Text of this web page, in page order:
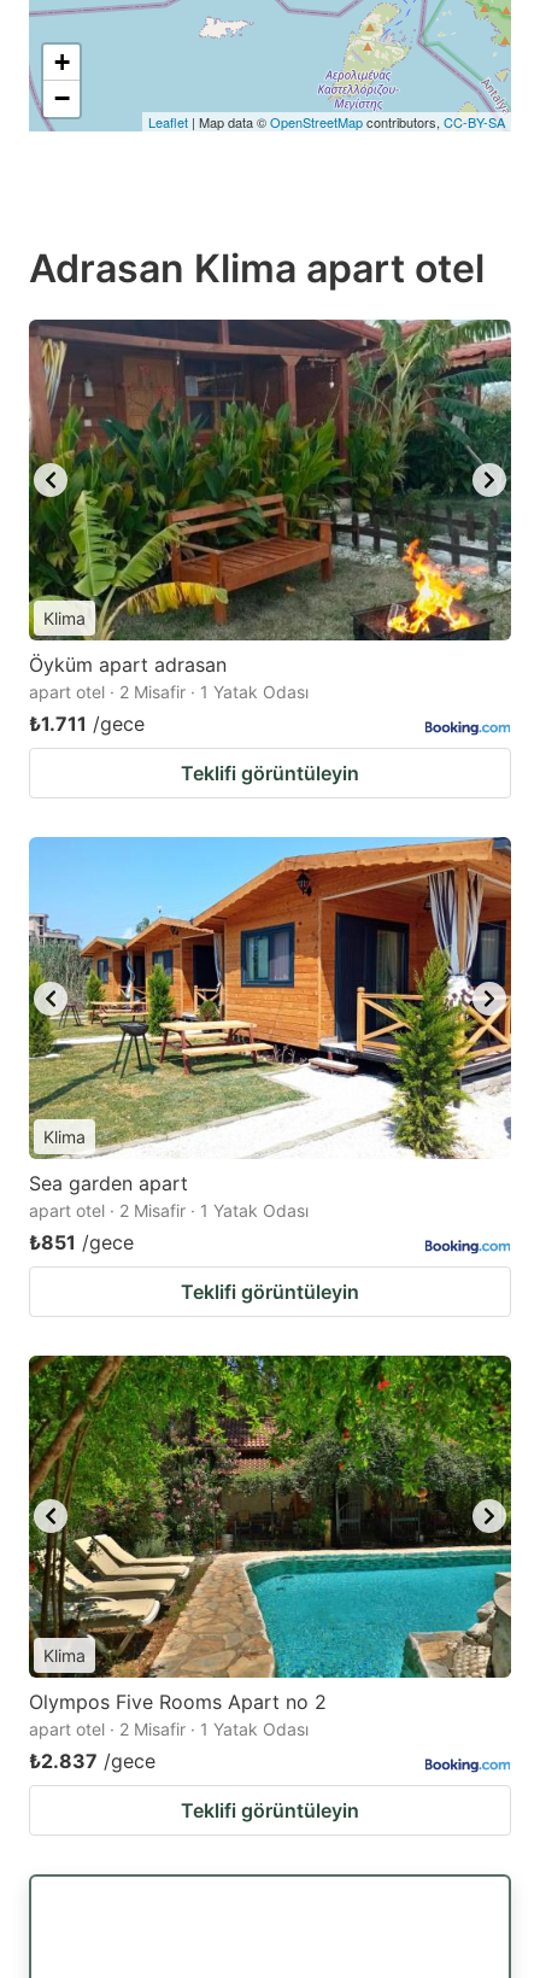
+
−
Leaflet | Map data ©OpenStreetMapcontributors, CC-BY-SA
Adrasan Klima apart otel
Klima
Öyküm apart adrasan
apart otel · 2 Misafir · 1 Yatak Odası
₺1.711 /gece
Teklifi görüntüleyin
Klima
Sea garden apart
apart otel · 2 Misafir · 1 Yatak Odası
₺851 /gece
Teklifi görüntüleyin
Klima
Olympos Five Rooms Apart no 2
apart otel · 2 Misafir · 1 Yatak Odası
₺2.837 /gece
Teklifi görüntüleyin